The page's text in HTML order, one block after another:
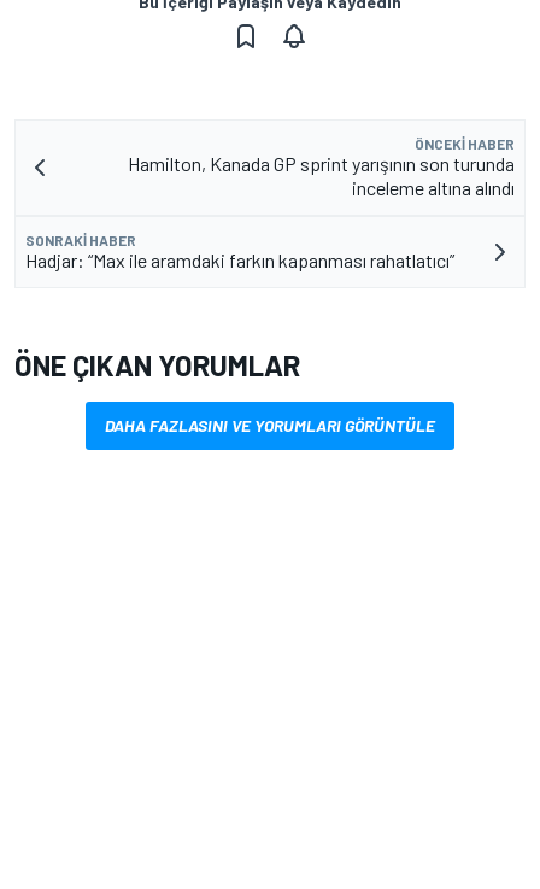
ÖNCEKI HABER
Hamilton, Kanada GP sprint yarışının son turunda
inceleme altına alındı
SONRAKI HABER
Hadjar: “Max ile aramdaki farkın kapanması rahatlatıcı”
ÖNE ÇIKAN YORUMLAR
DAHA FAZLASINI VE YORUMLARI GÖRÜNTÜLE